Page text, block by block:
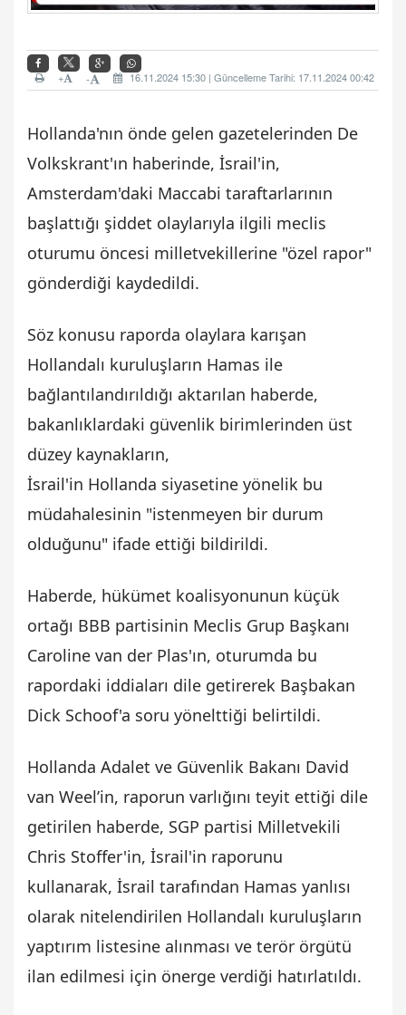
16.11.2024 15:30 | Güncelleme Tarihi: 17.11.2024 00:42
-
+
Hollanda'nın önde gelen gazetelerinden De
Volkskrant'ın haberinde, İsrail'in,
Amsterdam'daki Maccabi taraftarlarının
başlattığı şiddet olaylarıyla ilgili meclis
oturumu öncesi milletvekillerine "özel rapor"
gönderdiği kaydedildi.
Söz konusu raporda olaylara karışan
Hollandalı kuruluşların Hamas ile
bağlantılandırıldığı aktarılan haberde,
bakanlıklardaki güvenlik birimlerinden üst
düzey kaynakların,
İsrail'in Hollanda siyasetine yönelik bu
müdahalesinin "istenmeyen bir durum
olduğunu" ifade ettiği bildirildi.
Haberde, hükümet koalisyonunun küçük
ortağı BBB partisinin Meclis Grup Başkanı
Caroline van der Plas'ın, oturumda bu
rapordaki iddiaları dile getirerek Başbakan
Dick Schoof'a soru yönelttiği belirtildi.
Hollanda Adalet ve Güvenlik Bakanı David
van Weel’in, raporun varlığını teyit ettiği dile
getirilen haberde, SGP partisi Milletvekili
Chris Stoffer'in, İsrail'in raporunu
kullanarak, İsrail tarafından Hamas yanlısı
olarak nitelendirilen Hollandalı kuruluşların
yaptırım listesine alınması ve terör örgütü
ilan edilmesi için önerge verdiği hatırlatıldı.